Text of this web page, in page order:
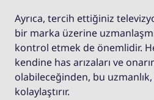
Ayrıca, tercih ettiğiniz
bir marka üzerine
kontrol etmek de önemlidir.
kendine has arızaları ve
olabileceğinden, bu
kolaylaştırır.